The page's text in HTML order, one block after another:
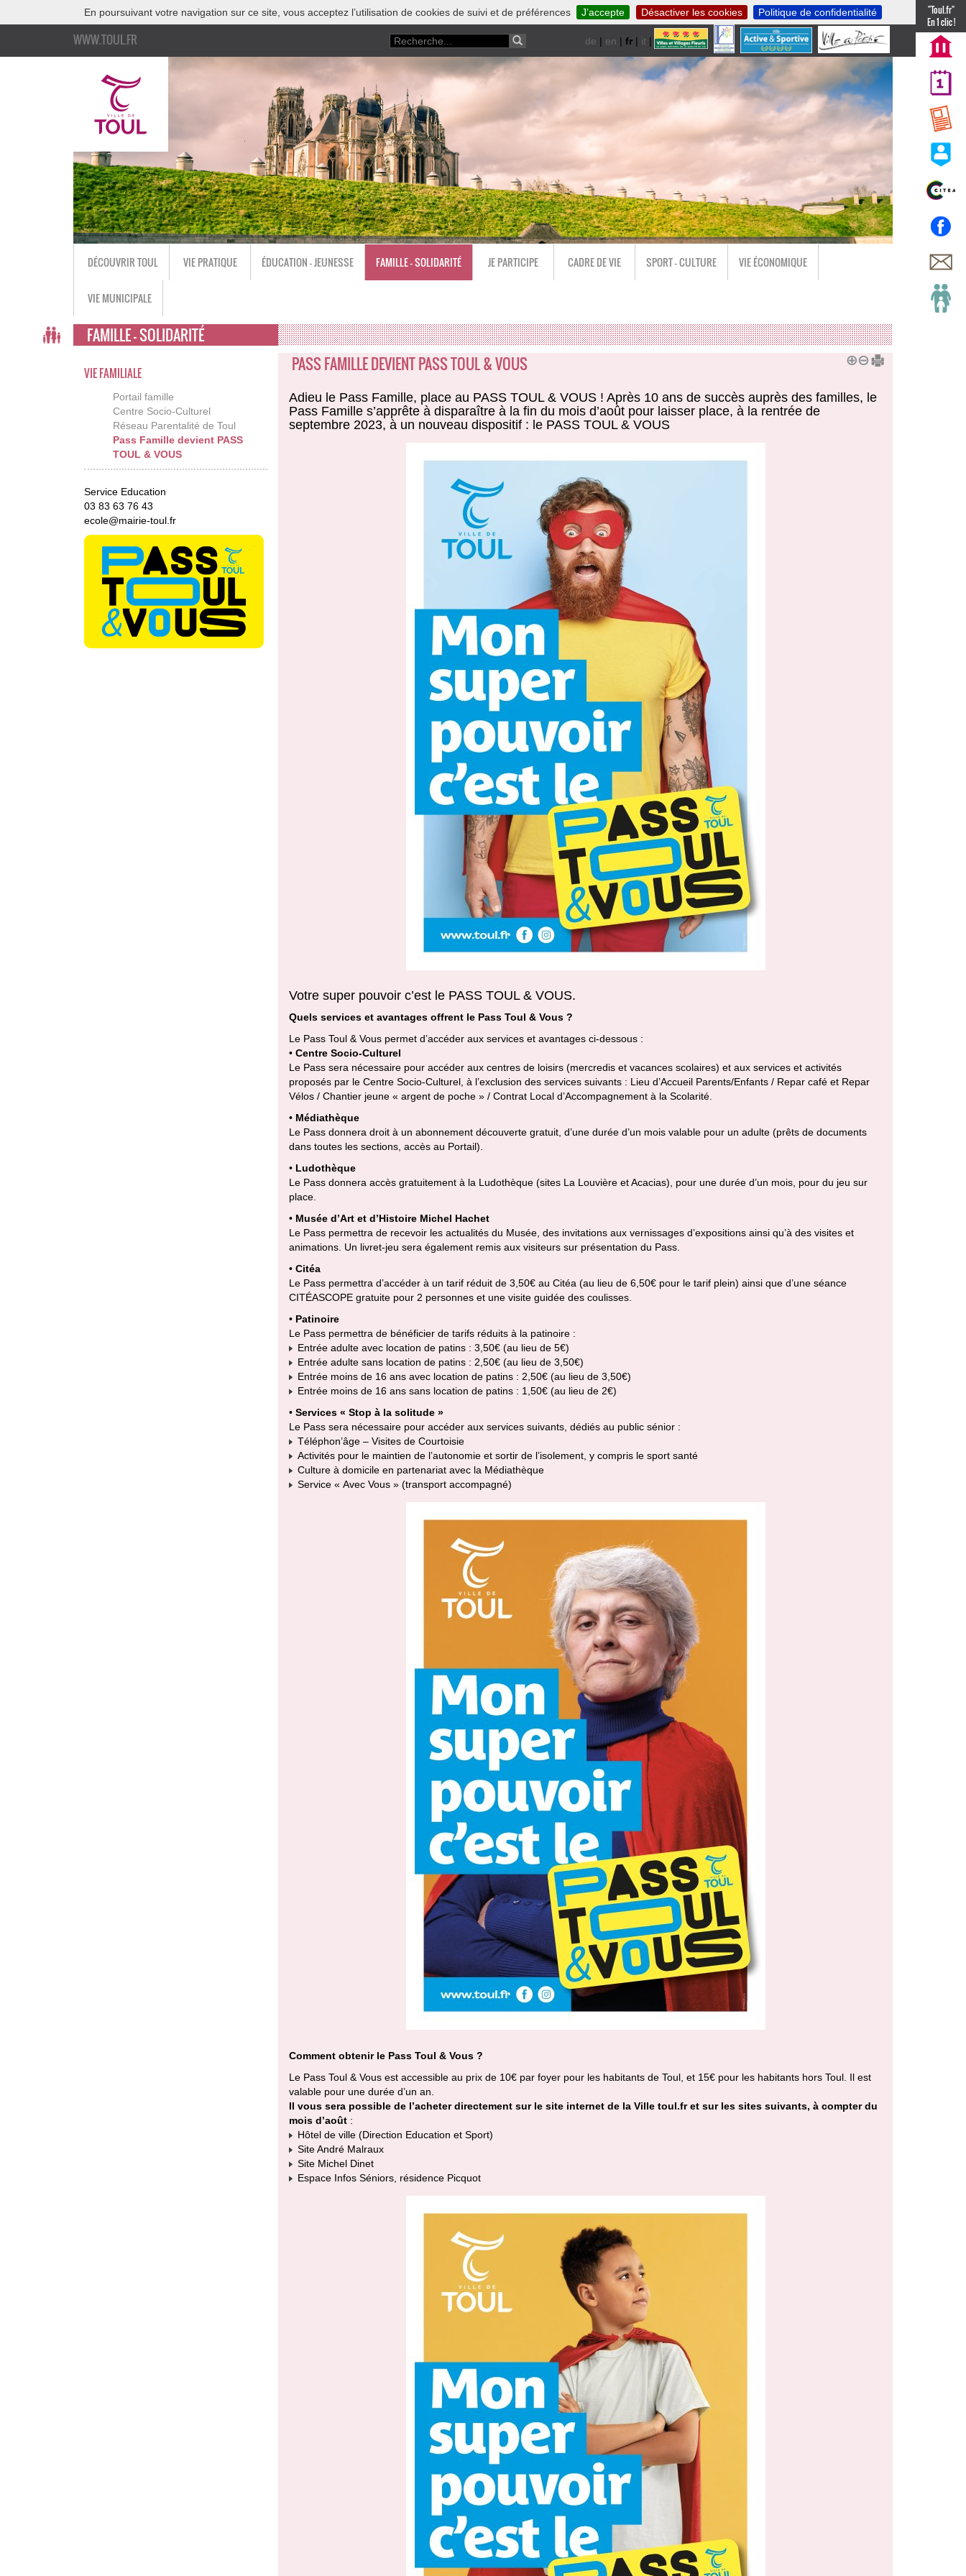
En poursuivant votre navigation sur ce site, vous acceptez l’utilisation de cookies de suivi et de préférences J’accepte Désactiver les cookies Politique de confidentialité
WWW.TOUL.FR de | en | fr | it |nl
"Toul.fr"
En 1 clic !
DÉCOUVRIR TOUL VIE PRATIQUE ÉDUCATION - JEUNESSE FAMILLE - SOLIDARITÉ JE PARTICIPE CADRE DE VIE SPORT - CULTURE VIE ÉCONOMIQUE
VIE MUNICIPALE
FAMILLE - SOLIDARITÉ
VIE FAMILIALE
Portail famille
Centre Socio-Culturel
Réseau Parentalité de Toul
Pass Famille devient PASS
TOUL & VOUS
Service Education
03 83 63 76 43
ecole@mairie-toul.fr
PASS FAMILLE DEVIENT PASS TOUL & VOUS
Adieu le Pass Famille, place au PASS TOUL & VOUS ! Après 10 ans de succès auprès des familles, le
Pass Famille s’apprête à disparaître à la fin du mois d’août pour laisser place, à la rentrée de
septembre 2023, à un nouveau dispositif : le PASS TOUL & VOUS
Votre super pouvoir c’est le PASS TOUL & VOUS.
Quels services et avantages offrent le Pass Toul & Vous ?
Le Pass Toul & Vous permet d’accéder aux services et avantages ci-dessous :
• Centre Socio-Culturel
Le Pass sera nécessaire pour accéder aux centres de loisirs (mercredis et vacances scolaires) et aux services et activités
proposés par le Centre Socio-Culturel, à l’exclusion des services suivants : Lieu d’Accueil Parents/Enfants / Repar café et Repar
Vélos / Chantier jeune « argent de poche » / Contrat Local d’Accompagnement à la Scolarité.
• Médiathèque
Le Pass donnera droit à un abonnement découverte gratuit, d’une durée d’un mois valable pour un adulte (prêts de documents
dans toutes les sections, accès au Portail).
• Ludothèque
Le Pass donnera accès gratuitement à la Ludothèque (sites La Louvière et Acacias), pour une durée d’un mois, pour du jeu sur
place.
• Musée d’Art et d’Histoire Michel Hachet
Le Pass permettra de recevoir les actualités du Musée, des invitations aux vernissages d’expositions ainsi qu’à des visites et
animations. Un livret-jeu sera également remis aux visiteurs sur présentation du Pass.
• Citéa
Le Pass permettra d’accéder à un tarif réduit de 3,50€ au Citéa (au lieu de 6,50€ pour le tarif plein) ainsi que d’une séance
CITÉASCOPE gratuite pour 2 personnes et une visite guidée des coulisses.
• Patinoire
Le Pass permettra de bénéficier de tarifs réduits à la patinoire :
Entrée adulte avec location de patins : 3,50€ (au lieu de 5€)
Entrée adulte sans location de patins : 2,50€ (au lieu de 3,50€)
Entrée moins de 16 ans avec location de patins : 2,50€ (au lieu de 3,50€)
Entrée moins de 16 ans sans location de patins : 1,50€ (au lieu de 2€)
• Services « Stop à la solitude »
Le Pass sera nécessaire pour accéder aux services suivants, dédiés au public sénior :
Téléphon’âge – Visites de Courtoisie
Activités pour le maintien de l’autonomie et sortir de l’isolement, y compris le sport santé
Culture à domicile en partenariat avec la Médiathèque
Service « Avec Vous » (transport accompagné)
Comment obtenir le Pass Toul & Vous ?
Le Pass Toul & Vous est accessible au prix de 10€ par foyer pour les habitants de Toul, et 15€ pour les habitants hors Toul. Il est
valable pour une durée d’un an.
Il vous sera possible de l’acheter directement sur le site internet de la Ville toul.fr et sur les sites suivants, à compter du
mois d’août :
Hôtel de ville (Direction Education et Sport)
Site André Malraux
Site Michel Dinet
Espace Infos Séniors, résidence Picquot